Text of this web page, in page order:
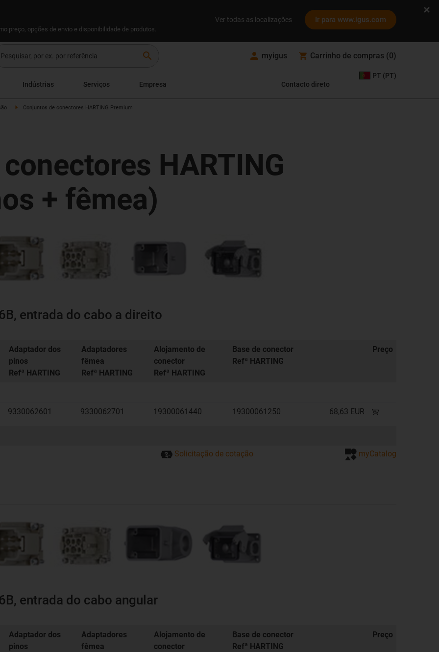
preço, opções de envio e disponibilidade de produtos.
Ver todas as localizações Ir para www.igus.com
search myigus Carrinho de compras (0)
Indústrias Serviços Empresa Contacto direto
PT (PT)
Conjuntos de conectores HARTING Premium
HARTING
+ fêmea)
entrada do cabo a direito
Adaptador dos
pinos
Refª HARTING
Adaptadores
fêmea
Refª HARTING
Alojamento de
conector
Refª HARTING
Base de conector
Refª HARTING
Preço
9330062601 9330062701 19300061440 19300061250 68,63 EUR
Solicitação de cotação myCatalog
entrada do cabo angular
Adaptador dos
pinos
Adaptadores
fêmea
Alojamento de
conector
Base de conector
Refª HARTING
Preço